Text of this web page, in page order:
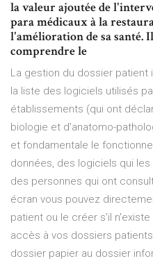
la valeur ajoutée de
para médicaux à la
l'amélioration de sa santé.
comprendre le
La gestion du dossier patient
la liste des logiciels utilisés
établissements (qui ont
biologie et d'anatomo-
et fondamentale le
données, des logiciels qui
des personnes qui ont
écran vous pouvez
patient ou le créer s'il
accès à vos dossiers
dossier papier au dossier